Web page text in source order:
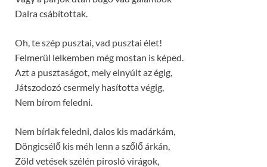
Dalra csábítottak.
Oh, te szép pusztai, vad pusztai élet!
Felmerül lelkemben még mostan is képed.
Azt a pusztaságot, mely elnyúlt az égig,
Játszodozó csermely hasította végig,
Nem bírom feledni.
Nem bírlak feledni, dalos kis madárkám,
Döngicsélő kis méh lenn a szőlő árkán,
Zöld vetések szélén pirosló virágok,